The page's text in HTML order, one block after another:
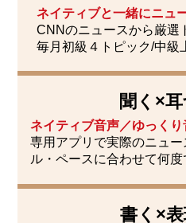
ネイティブと一緒にニュ
CNNのニュースから厳選
毎月初級４トピック/中級
聞く×
ネイティブ音声／ゆっく
専用アプリで実際のニュ
ル・ペースに合わせて何度
書く×